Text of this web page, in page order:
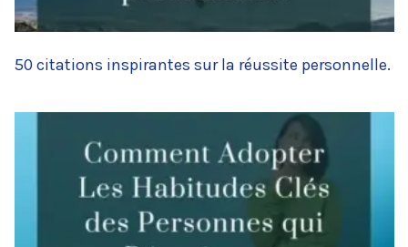
50 citations inspirantes sur la réussite personnelle.